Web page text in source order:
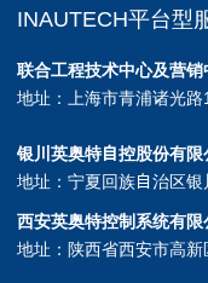
INAUTECH平台型
联合工程技术中心及营销
地址：上海市青浦诸光
银川英奥特自控股份有限
地址：宁夏回族自治区
西安英奥特控制系统有限
地址：陕西省西安市高